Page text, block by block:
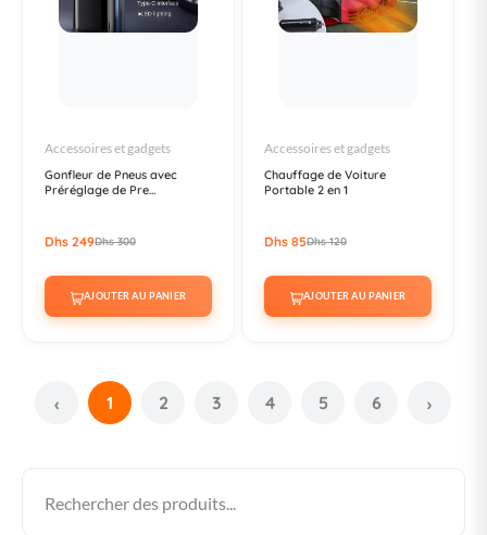
Accessoires et gadgets
Gonfleur de Pneus avec
Préréglage de Pre...
Dhs 249Dhs 300
AJOUTER AU PANIER
Accessoires et gadgets
Chauffage de Voiture
Portable 2 en 1
Dhs 85Dhs 120
AJOUTER AU PANIER
‹ 1 2 3 4 5 6 ›